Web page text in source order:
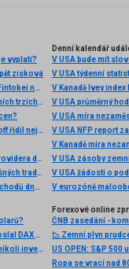
vyplatí?
zisková
Léto v plném proudu, trhy také: Top 3 obchody traderů Fintokei na indexech a zlatě
Chamtivost a strach: Největší cenové pohyby na finančních trzích (červenec 2026)
Stvořil elitní klub, kde Ameriku obral o 65 miliard. Madoff řídil největší Ponzi dějin
Historická data, kde je získat, jak připojit svého data providera do MultiCharts a proč je budeme potřebovat? (4. díl)
Jak obchodují profíci: Fibonacci trading - systém úspěšných traderů
Burza v LA chtěla sesadit Wall Street. Místo ropných obchodů dnes místem duní basy
Denní kalendář
V USA bude mít
V USA týdenní
V Kanadě Ivey index
V USA průměrný
V USA míra
V USA NFP report
V Kanadě míra
V USA zásoby
V USA žádosti o
V eurozóně
Analýza DAX, Nasdaq, EUR/USD: Zlepšený sentiment poslal DAX na nová maxima
Praktické okénko: Bitcoin aktuálně jako spekulativní, nikoli investiční aktivum
Forexové online
ČNB zasedání -
📉 Zemní plyn
Ropa se vrací nad